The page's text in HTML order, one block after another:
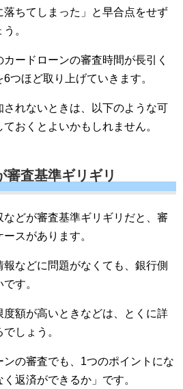
ちてしまった」と早合点をせず
。
ードローンの審査時間が長引く
つほど取り上げていきます。
れないときは、以下のような可
おくとよいかもしれません。
審査基準ギリギリ
どが審査基準ギリギリだと、審
スがあります。
などに問題がなくても、銀行側
す。
額が高いときなどは、とくに詳
しょう。
ンの審査でも、1つのポイントにな
返済ができるか」です。